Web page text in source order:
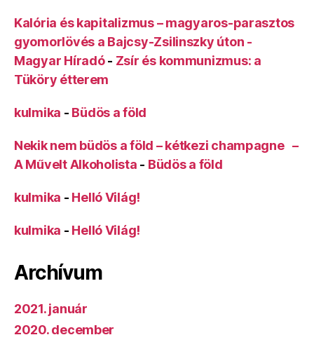
Kalória és kapitalizmus – magyaros-parasztos
gyomorlövés a Bajcsy-Zsilinszky úton -
Magyar Híradó- Zsír és kommunizmus: a
Tüköry étterem
kulmika - Büdös a föld
Nekik nem büdös a föld – kétkezi champagne –
A Művelt Alkoholista - Büdös a föld
kulmika - Helló Világ!
kulmika - Helló Világ!
Archívum
2021. január
2020. december